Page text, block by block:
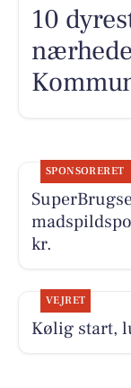
10
SPONSORERET
kr.
VEJRET
Kølig start,